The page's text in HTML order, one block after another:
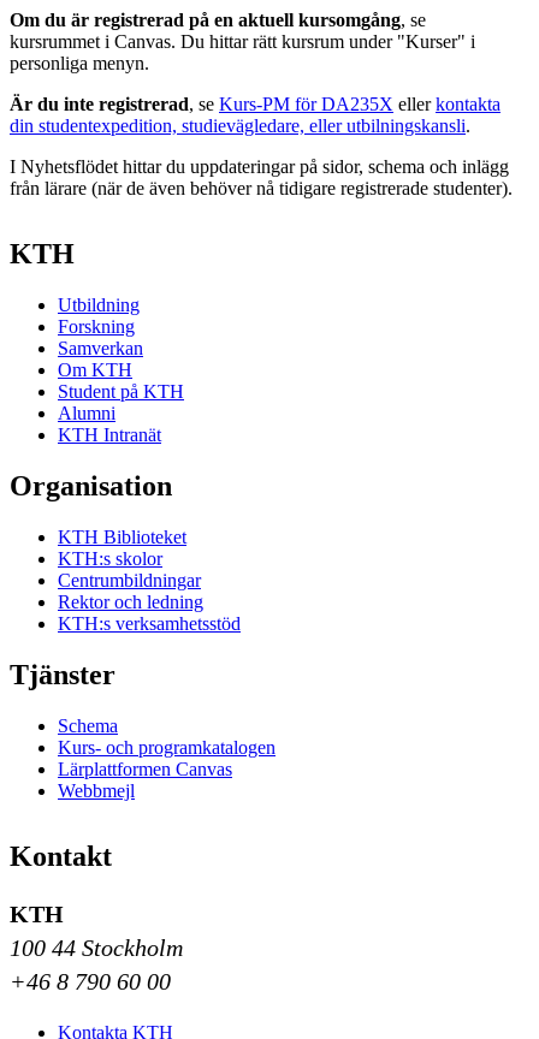
Om du är registrerad på en aktuell kursomgång, se
kursrummet i Canvas. Du hittar rätt kursrum under "Kurser" i
personliga menyn.
Är du inte registrerad, se Kurs-PM för DA235X ellerkontakta
din studentexpedition, studievägledare, eller utbilningskansli.
I Nyhetsflödet hittar du uppdateringar på sidor, schema och inlägg
från lärare (när de även behöver nå tidigare registrerade studenter).
KTH
Utbildning
Forskning
Samverkan
Om KTH
Student på KTH
Alumni
KTH Intranät
Organisation
KTH Biblioteket
KTH:s skolor
Centrumbildningar
Rektor och ledning
KTH:s verksamhetsstöd
Tjänster
Schema
Kurs- och programkatalogen
Lärplattformen Canvas
Webbmejl
Kontakt
KTH
100 44 Stockholm
+46 8 790 60 00
Kontakta KTH